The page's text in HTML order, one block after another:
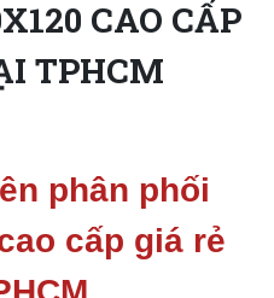
CAO CẤP
TPHCM
phân phối
cấp giá rẻ